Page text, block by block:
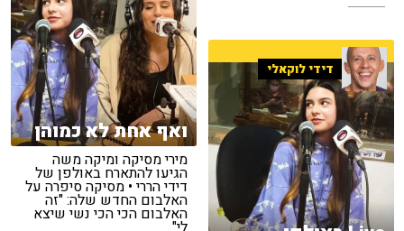
ואף אחת לא כמוהן
מירי מסיקה ומיקה משה
הגיעו להתארח באולפן של
דידי הררי • מסיקה סיפרה על
האלבום החדש שלה: "זה
האלבום הכי הכי נשי שיצא
דידי לוקאלי